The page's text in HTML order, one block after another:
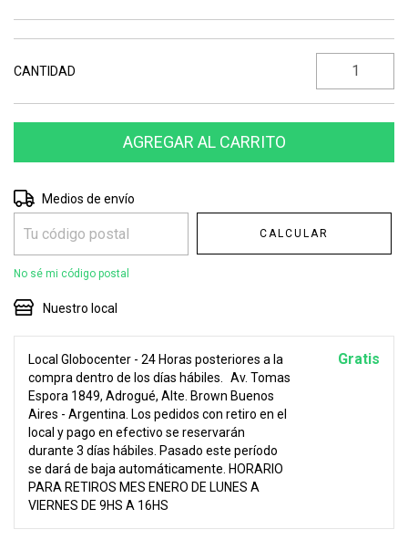
CANTIDAD
Entregas para el CP:
Medios de envío
CALCULAR
No sé mi código postal
Nuestro local
Local Globocenter - 24 Horas posteriores a la
compra dentro de los días hábiles.
Av. Tomas
Espora 1849, Adrogué, Alte. Brown Buenos
Aires - Argentina. Los pedidos con retiro en el
local y pago en efectivo se reservarán
durante 3 días hábiles. Pasado este período
se dará de baja automáticamente. HORARIO
PARA RETIROS MES ENERO DE LUNES A
VIERNES DE 9HS A 16HS
Gratis